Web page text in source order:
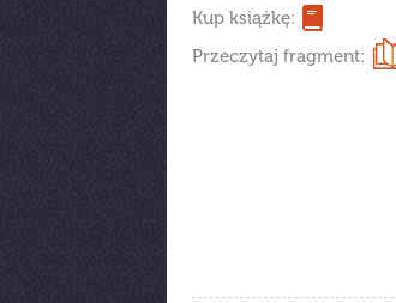
Kup książkę:
Przeczytaj fragment: